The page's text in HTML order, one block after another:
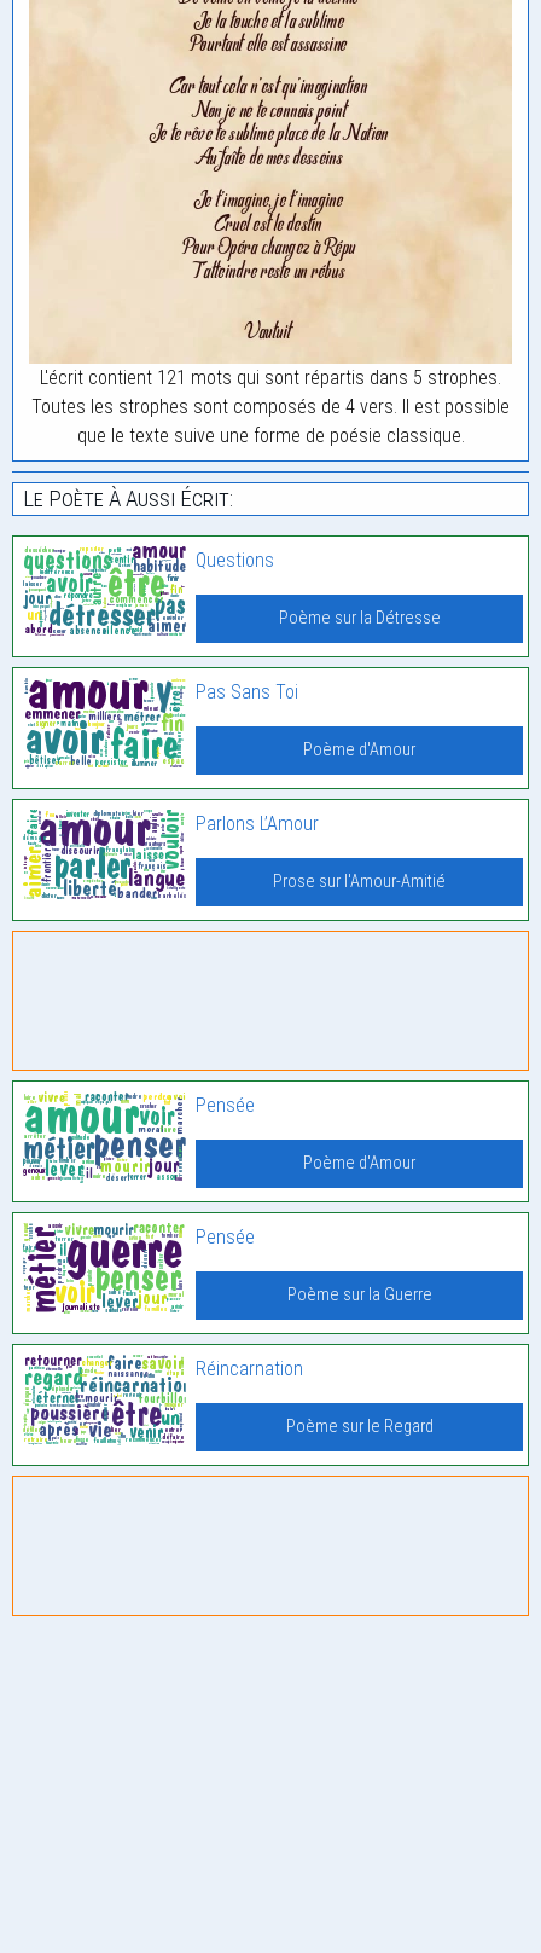
L'écrit contient 121 mots qui sont répartis dans 5 strophes.
Toutes les strophes sont composés de 4 vers. Il est possible
que le texte suive une forme de poésie classique.
Le Poète À Aussi Écrit:
Questions
Poème sur la Détresse
Pas Sans Toi
Poème d'Amour
Parlons L’Amour
Prose sur l'Amour-Amitié
Pensée
Poème d'Amour
Pensée
Poème sur la Guerre
Réincarnation
Poème sur le Regard